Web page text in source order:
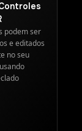
podem ser
e editados
no seu